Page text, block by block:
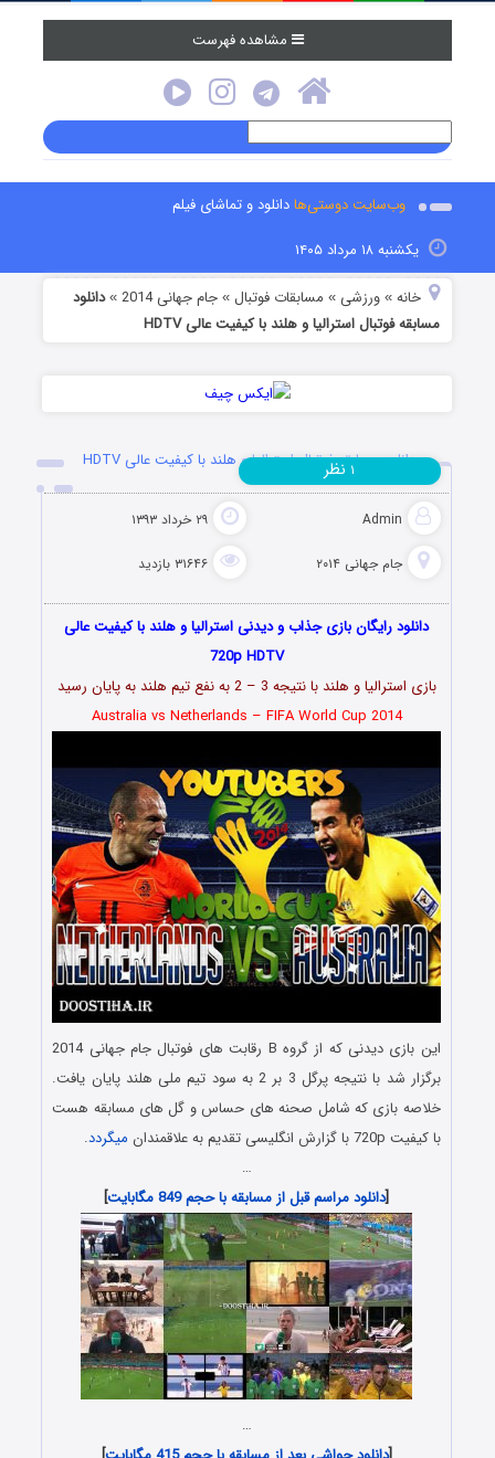
مشاهده فهرست
وب‌سایت دوستی‌هادانلود و تماشای فیلم
یکشنبه ۱۸ مرداد ۱۴۰۵
خانه »ورزشی » مسابقات فوتبال »جام جهانی 2014 »دانلود
مسابقه فوتبال استرالیا و هلند با کیفیت عالی HDTV
دانلود مسابقه فوتبال استرالیا و هلند با کیفیت عالی HDTV
Admin ۲۹ خرداد ۱۳۹۳
جام جهانی ۲۰۱۴ ۳۱۶۴۶ بازدید
۱ نظر
دانلود رایگان بازی جذاب و دیدنی استرالیا و هلند با کیفیت عالی
720p HDTV
بازی استرالیا و هلند با نتیجه 3 – 2 به نفع تیم هلند به پایان رسید
Australia vs Netherlands – FIFA World Cup 2014
این بازی دیدنی که از گروه B رقابت های فوتبال جام جهانی 2014
برگزار شد با نتیجه پرگل 3 بر 2 به سود تیم ملی هلند پایان یافت.
خلاصه بازی که شامل صحنه های حساس و گل های مسابقه هست
با کیفیت 720p با گزارش انگلیسی تقدیم به علاقمندان
میگردد.
…
[دانلود مراسم قبل از مسابقه با حجم 849 مگابایت ]
…